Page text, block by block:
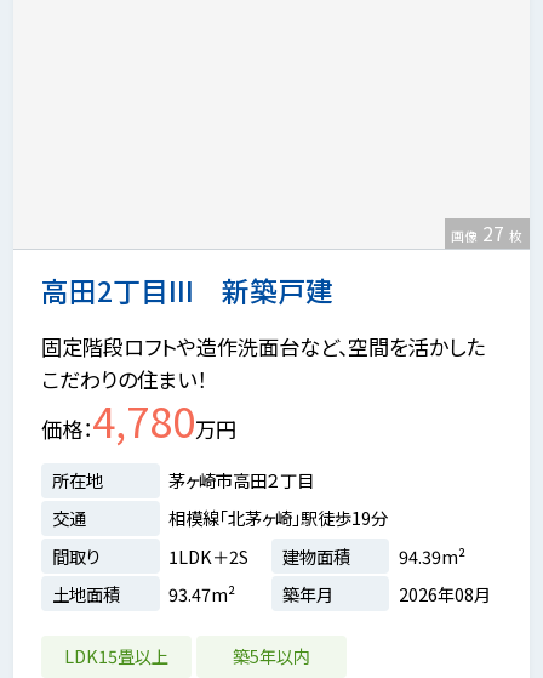
高田2丁目III 新築戸建
画像 27 枚
固定階段ロフトや造作洗面台など、空間を活かした
こだわりの住まい！
価格 4,780万円
所在地
茅ヶ崎市高田２丁目
交通
相模線「北茅ヶ崎」駅徒歩19分
間取り
1LDK＋2S 建物面積
94.39m²
土地面積
93.47m² 築年月 2026年08月
LDK15畳以上 築5年以内